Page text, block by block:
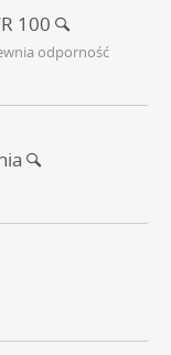
100
odporność